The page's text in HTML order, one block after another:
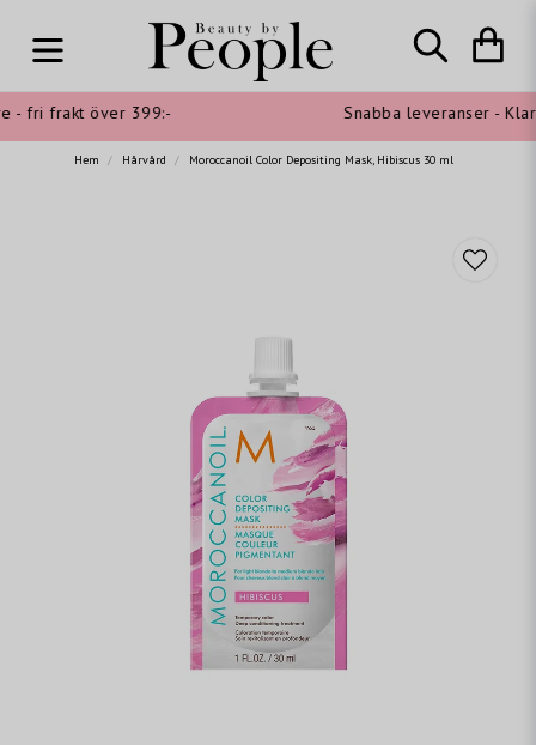
- fri frakt över 399:- Snabba leveranser -
Hem Hårvård Moroccanoil Color Depositing Mask, Hibiscus 30 ml